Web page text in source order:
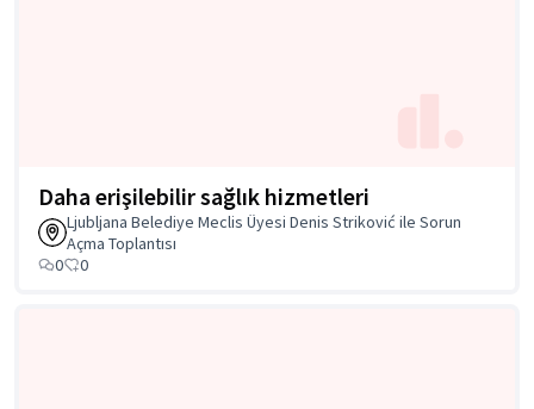
Daha erişilebilir sağlık hizmetleri
Ljubljana Belediye Meclis Üyesi Denis Striković ile Sorun
Açma Toplantısı
0
0